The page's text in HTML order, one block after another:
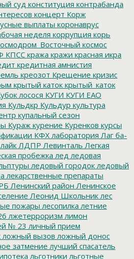
суд конституция контрабанда
концерт Корж
выплаты коронаврус
неделя коррупция корь
космос
КПСС кража кражи красная икра
кредитная амнистия
креозот Крещение кризис
крытый каток крытый_каток
лосося КУГИ КУГИ ЕАО
Кульдкр Кульдур культура
купальный сезон
Кураж курение Куренков курсы
КФХ лаборатория Лаг ба-
лайк ЛДПР Левинталь Легкая
пробежка лед ледовая
ледовый городок ледовый
лекарственные препараты
Ленинский район Ленинское
Леонид Школьник лес
пожары лесопилка летние
лжетерроризм лимон
№ 23 личный прием
ложный вызов ложный донос
затмение лучший спасатель
льготники льготные